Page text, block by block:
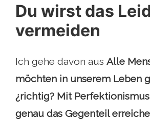
Du wirst das
vermeiden
Ich gehe davon aus Alle
möchten in unserem Leben
¿richtig? Mit
genau das Gegenteil